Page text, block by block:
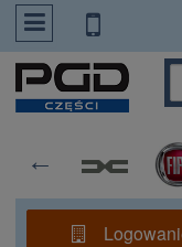
PrzejdzDoTresci